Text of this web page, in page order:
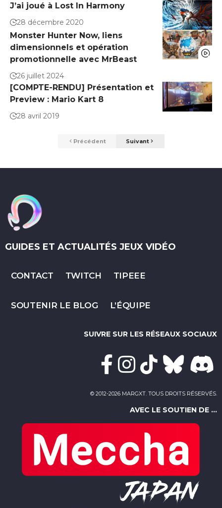
J’ai joué à Lost In Harmony
28 décembre 2020
Monster Hunter Now, liens
dimensionnels et opération
promotionnelle avec MrBeast
26 juillet 2024
[COMPTE-RENDU] Présentation et
Preview : Mario Kart 8
28 avril 2019
Précédent Suivant
GUIDES ET ACTUALITÉS JEUX VIDÉO
CONTACT TWITCH TIPEEE
SOUTENIR LE BLOG L’ÉQUIPE
SUIVRE SUR LES RÉSEAUX SOCIAUX
© 2012-2026 MARGXT. TOUS DROITS RÉSERVÉS.
AVEC LE SOUTIEN DE ...